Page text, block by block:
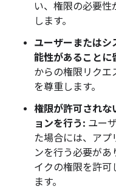
い、権限の必要
します。
ユーザーまたはシ
能性があることに
からの権限リクエ
を尊重します。
権限が許可されな
ョンを行う: ユー
た場合には、アプ
ンを行う必要があ
イクの権限を許可
ます。